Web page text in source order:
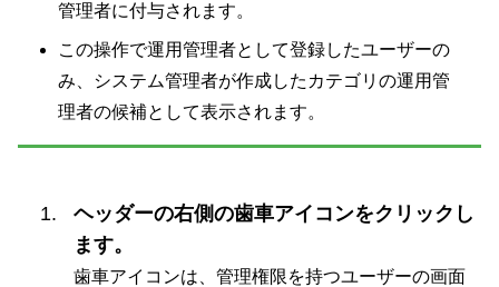
管理者に付与されます。
この操作で運用管理者として登録したユーザーの
み、システム管理者が作成したカテゴリの運用管
理者の候補として表示されます。
ヘッダーの右側の歯車アイコンをクリックし
ます。
歯車アイコンは、管理権限を持つユーザーの画面